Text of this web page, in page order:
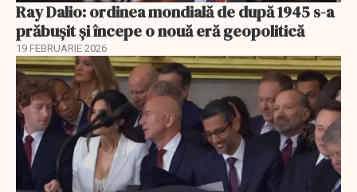
Ray Dalio: ordinea mondială de după 1945 s-a
prăbușit și începe o nouă eră geopolitică
19 FEBRUARIE 2026